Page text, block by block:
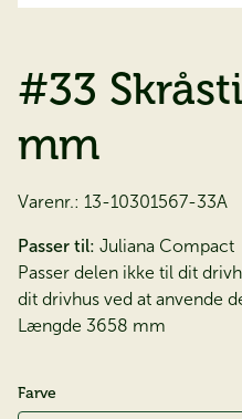
#33
mm
Varenr.: 13-10301567-33A
Passer til: Juliana Compact
Passer delen ikke til dit
dit drivhus ved at anvende
Længde 3658 mm
Farve